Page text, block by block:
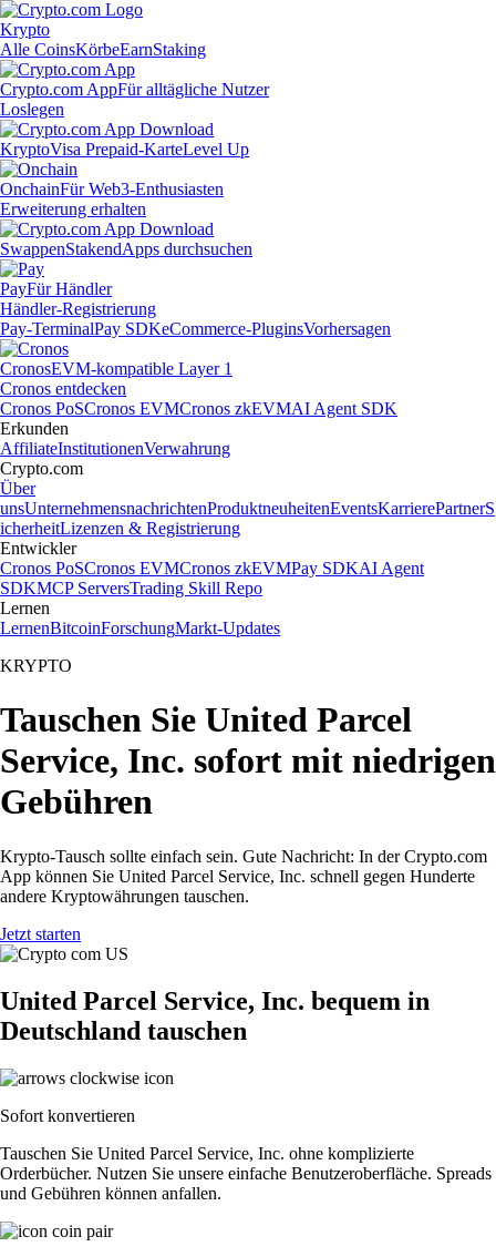
Krypto
Alle CoinsKörbeEarnStaking
Crypto.com AppFür alltägliche Nutzer
Loslegen
KryptoVisa Prepaid-KarteLevel Up
OnchainFür Web3-Enthusiasten
Erweiterung erhalten
SwappenStakendApps durchsuchen
PayFür Händler
Händler-Registrierung
Pay-TerminalPay SDKeCommerce-PluginsVorhersagen
CronosEVM-kompatible Layer 1
Cronos entdecken
Cronos PoSCronos EVMCronos zkEVMAI Agent SDK
Erkunden
AffiliateInstitutionenVerwahrung
Crypto.com
Über
unsUnternehmensnachrichtenProduktneuheitenEventsKarrierePartnerS
icherheitLizenzen & Registrierung
Entwickler
Cronos PoSCronos EVMCronos zkEVMPay SDKAI Agent
SDKMCP ServersTrading Skill Repo
Lernen
LernenBitcoinForschungMarkt-Updates
KRYPTO
Tauschen Sie United Parcel
Service, Inc. sofort mit niedrigen
Gebühren
Krypto-Tausch sollte einfach sein. Gute Nachricht: In der Crypto.com
App können Sie United Parcel Service, Inc. schnell gegen Hunderte
andere Kryptowährungen tauschen.
Jetzt starten
United Parcel Service, Inc. bequem in
Deutschland tauschen
Sofort konvertieren
Tauschen Sie United Parcel Service, Inc. ohne komplizierte
Orderbücher. Nutzen Sie unsere einfache Benutzeroberfläche. Spreads
und Gebühren können anfallen.